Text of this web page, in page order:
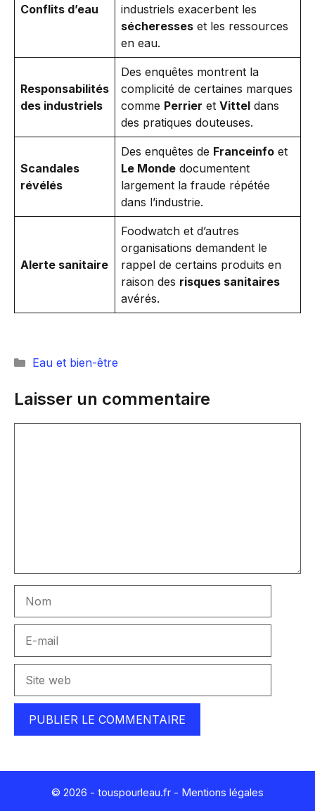
Conflits d’eau
industriels exacerbent les
sécheresses et les ressources
en eau.
Responsabilités
des industriels
Des enquêtes montrent la
complicité de certaines marques
comme Perrier et Vittel dans
des pratiques douteuses.
Scandales
révélés
Des enquêtes de Franceinfo et
Le Monde documentent
largement la fraude répétée
dans l’industrie.
Alerte sanitaire
Foodwatch et d’autres
organisations demandent le
rappel de certains produits en
raison des risques sanitaires
avérés.
Catégories
Eau et bien-être
Laisser un commentaire
mail
web
© 2026 - touspourleau.fr - Mentions légales